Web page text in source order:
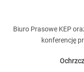
Biuro Prasowe KEP
konferencję